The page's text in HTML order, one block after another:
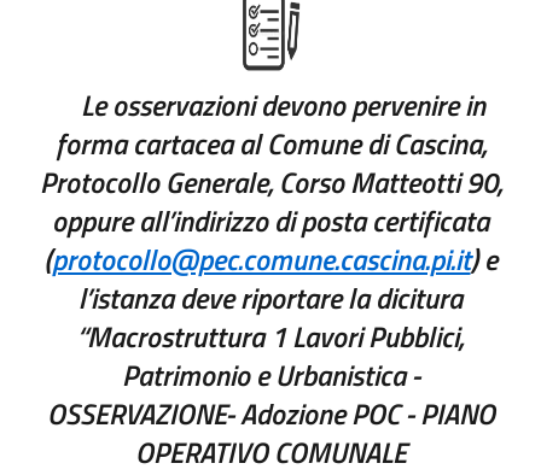
Le osservazioni devono pervenire in
forma cartacea al Comune di Cascina,
Protocollo Generale, Corso Matteotti 90,
oppure all’indirizzo di posta certificata
(protocollo@pec.comune.cascina.pi.it) e
l’istanza deve riportare la dicitura
“Macrostruttura 1 Lavori Pubblici,
Patrimonio e Urbanistica -
OSSERVAZIONE- Adozione POC - PIANO
OPERATIVO COMUNALE